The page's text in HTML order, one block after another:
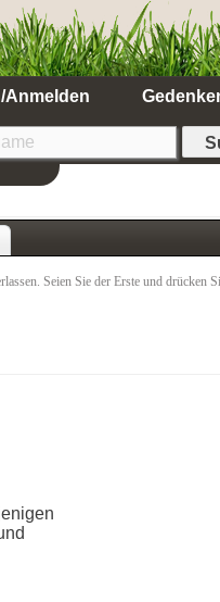
Anmelden
Seien Sie der Erste und drücken